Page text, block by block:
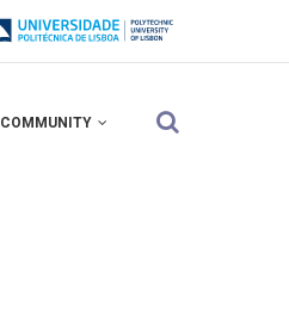
COMMUNITY